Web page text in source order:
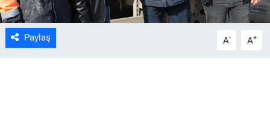
Paylaş A- A+